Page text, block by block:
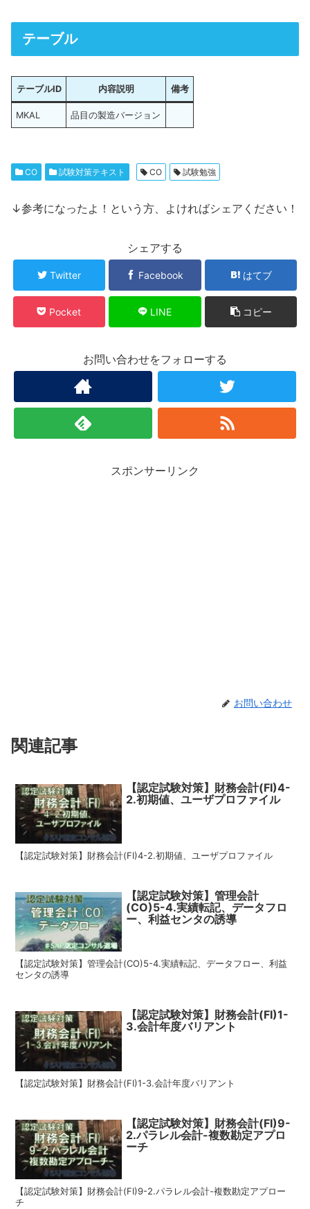
テーブル
テーブルID 内容説明 備考
MKAL 品目の製造バージョン
CO 試験対策テキスト CO 試験勉強
↓参考になったよ！という方、よければシェアください！
シェアする
Twitter Facebook はてブ
Pocket LINE コピー
お問い合わせをフォローする
スポンサーリンク
お問い合わせ
関連記事
【認定試験対策】財務会計(FI)4-
2.初期値、ユーザプロファイル
【認定試験対策】財務会計(FI)4-2.初期値、ユーザプロファイル
【認定試験対策】管理会計
(CO)5-4.実績転記、データフロ
ー、利益センタの誘導
【認定試験対策】管理会計(CO)5-4.実績転記、データフロー、利益
センタの誘導
【認定試験対策】財務会計(FI)1-
3.会計年度バリアント
【認定試験対策】財務会計(FI)1-3.会計年度バリアント
【認定試験対策】財務会計(FI)9-
2.パラレル会計-複数勘定アプロ
ーチ
【認定試験対策】財務会計(FI)9-2.パラレル会計-複数勘定アプロー
チ